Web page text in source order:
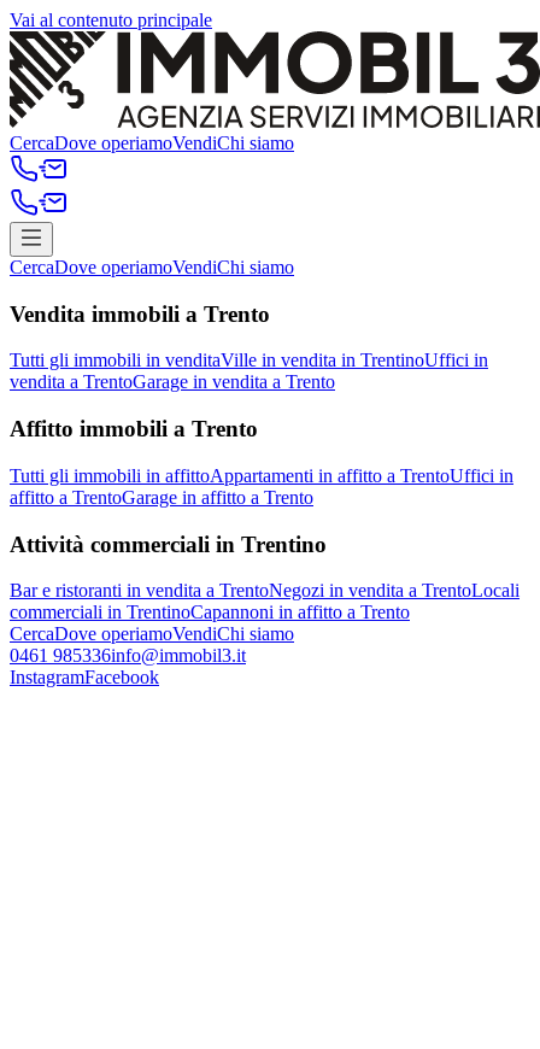
Vai al contenuto principale
CercaDove operiamoVendiChi siamo
CercaDove operiamoVendiChi siamo
Vendita immobili a Trento
Tutti gli immobili in venditaVille in vendita in TrentinoUffici in
vendita a TrentoGarage in vendita a Trento
Affitto immobili a Trento
Tutti gli immobili in affittoAppartamenti in affitto a TrentoUffici in
affitto a TrentoGarage in affitto a Trento
Attività commerciali in Trentino
Bar e ristoranti in vendita a TrentoNegozi in vendita a TrentoLocali
commerciali in TrentinoCapannoni in affitto a Trento
CercaDove operiamoVendiChi siamo
0461 985336info@immobil3.it
InstagramFacebook